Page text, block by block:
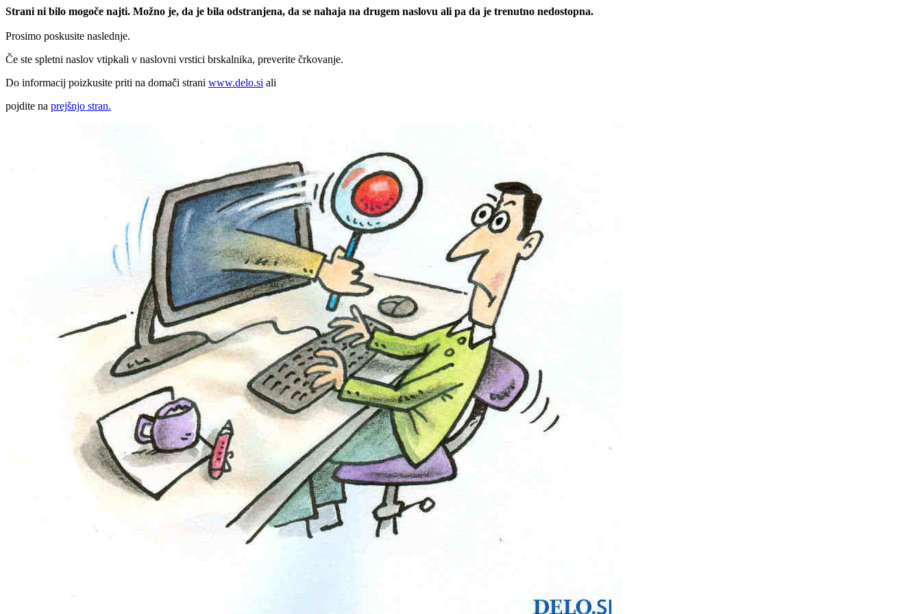
Strani ni bilo mogoče najti. Možno je, da je bila odstranjena, da se nahaja na drugem naslovu ali pa da je trenutno nedostopna.
Prosimo poskusite naslednje.
Če ste spletni naslov vtipkali v naslovni vrstici brskalnika, preverite črkovanje.
Do informacij poizkusite priti na domači strani www.delo.si ali
pojdite na prejšnjo stran.